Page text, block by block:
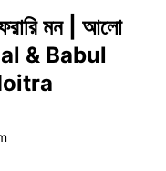
মন | আলো
& Babul